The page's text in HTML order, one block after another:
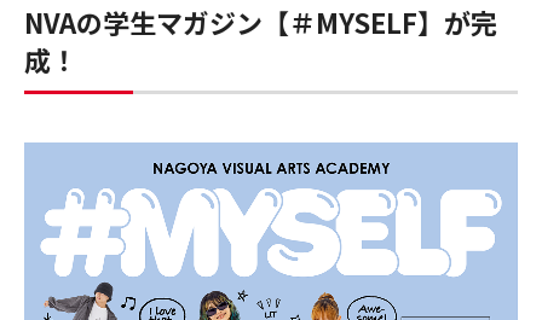
NVAの学生マガジン【＃MYSELF】が完
成！